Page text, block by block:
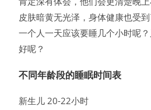
皮肤暗黄无光泽，身体健康也受
一个人一天应该要睡几个小时呢
好呢？
不同年龄段的睡眠时间表
新生儿 20-22小时